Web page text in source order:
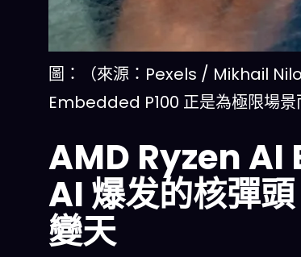
圖：（來源：Pexels / Mikhail
Embedded P100 正是為極限場景
AMD Ryzen AI
AI 爆发的核彈
變天